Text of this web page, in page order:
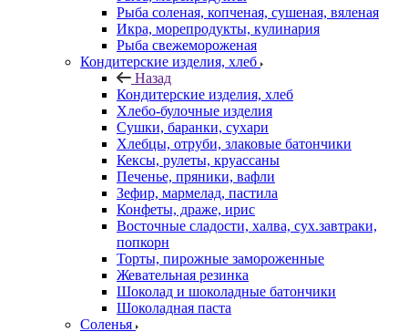
Рыба соленая, копченая, сушеная, вяленая
Икра, морепродукты, кулинария
Рыба свежемороженая
Кондитерские изделия, хлеб
Назад
Кондитерские изделия, хлеб
Хлебо-булочные изделия
Сушки, баранки, сухари
Хлебцы, отруби, злаковые батончики
Кексы, рулеты, круассаны
Печенье, пряники, вафли
Зефир, мармелад, пастила
Конфеты, драже, ирис
Восточные сладости, халва, сух.завтраки,
попкорн
Торты, пирожные замороженные
Жевательная резинка
Шоколад и шоколадные батончики
Шоколадная паста
Соленья